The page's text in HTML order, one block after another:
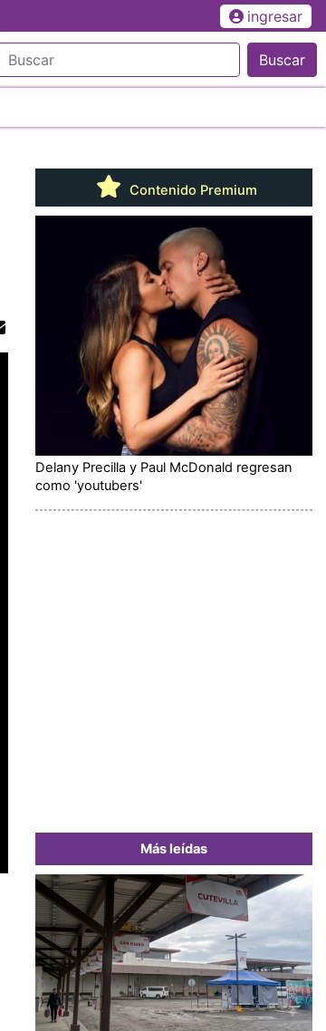
ingresar
Buscar
Contenido Premium
Delany Precilla y Paul McDonald regresan
como 'youtubers'
Más leídas